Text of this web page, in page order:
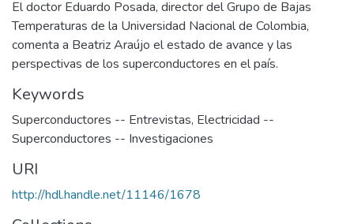
El doctor Eduardo Posada, director del Grupo de Bajas
Temperaturas de la Universidad Nacional de Colombia,
comenta a Beatriz Araújo el estado de avance y las
perspectivas de los superconductores en el país.
Keywords
Superconductores -- Entrevistas, Electricidad --
Superconductores -- Investigaciones
URI
http://hdl.handle.net/11146/1678